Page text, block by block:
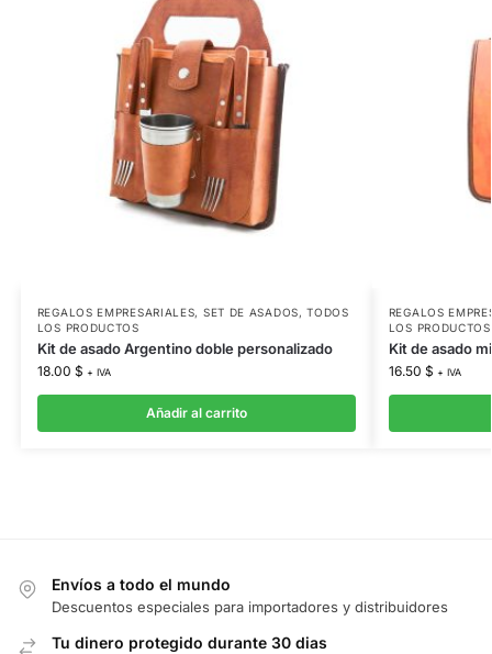
REGALOS EMPRESARIALES, SET DE ASADOS,TODOS
LOS PRODUCTOS
Kit de asado Argentino doble personalizado
18.00 $ + IVA
Añadir al carrito
REGALOS
LOS PRODUCTOS
Kit de asado
16.50 $ + IVA
Envíos a todo el mundo
Descuentos especiales para importadores y distribuidores
Tu dinero protegido durante 30 dias